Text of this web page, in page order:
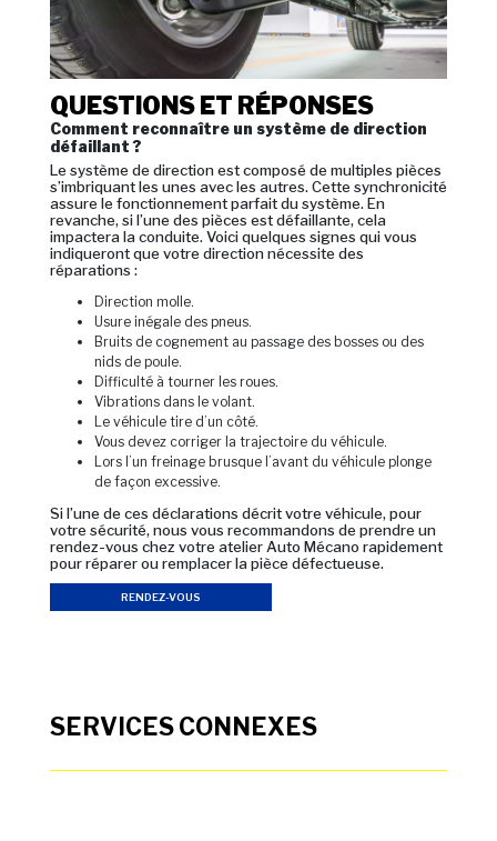
QUESTIONS ET RÉPONSES
Comment reconnaître un système de direction
défaillant ?
Le système de direction est composé de multiples pièces
s’imbriquant les unes avec les autres. Cette synchronicité
assure le fonctionnement parfait du système. En
revanche, si l’une des pièces est défaillante, cela
impactera la conduite. Voici quelques signes qui vous
indiqueront que votre direction nécessite des
réparations :
Direction molle.
Usure inégale des pneus.
Bruits de cognement au passage des bosses ou des
nids de poule.
Difficulté à tourner les roues.
Vibrations dans le volant.
Le véhicule tire d’un côté.
Vous devez corriger la trajectoire du véhicule.
Lors l’un freinage brusque l’avant du véhicule plonge
de façon excessive.
Si l’une de ces déclarations décrit votre véhicule, pour
votre sécurité, nous vous recommandons de prendre un
rendez-vous chez votre atelier Auto Mécano rapidement
pour réparer ou remplacer la pièce défectueuse.
SERVICES CONNEXES
RENDEZ-VOUS